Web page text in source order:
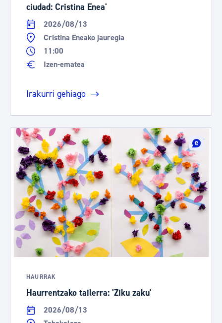
ciudad: Cristina Enea'
2026/08/13
Cristina Eneako jauregia
11:00
Izen-ematea
Irakurri gehiago
HAURRAK
Haurrentzako tailerra: 'Ziku zaku'
2026/08/13